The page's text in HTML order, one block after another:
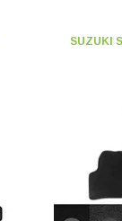
SUZUKI